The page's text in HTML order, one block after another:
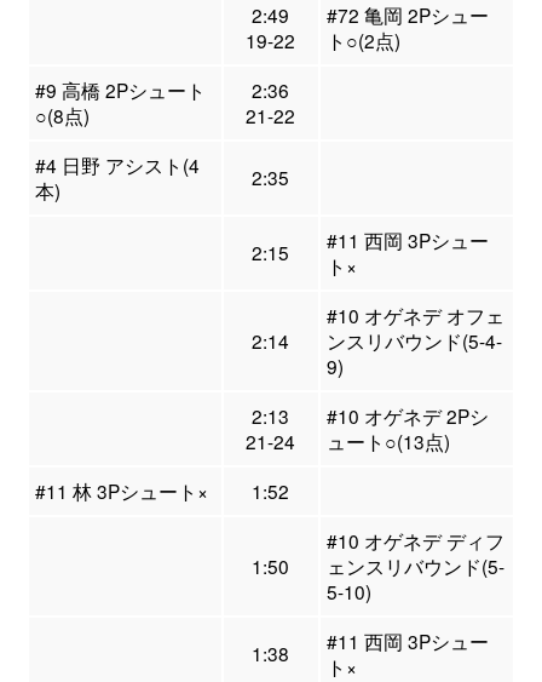
2:49
19-22
#72 亀岡 2Pシュー
ト○(2点)
#9 高橋 2Pシュート
○(8点)
2:36
21-22
#4 日野 アシスト(4
本)
2:35
2:15
#11 西岡 3Pシュー
ト×
2:14
#10 オゲネデ オフェ
ンスリバウンド(5-4-
9)
2:13
21-24
#10 オゲネデ 2Pシ
ュート○(13点)
#11 林 3Pシュート×
1:52
1:50
#10 オゲネデ ディフ
ェンスリバウンド(5-
5-10)
1:38
#11 西岡 3Pシュー
ト×